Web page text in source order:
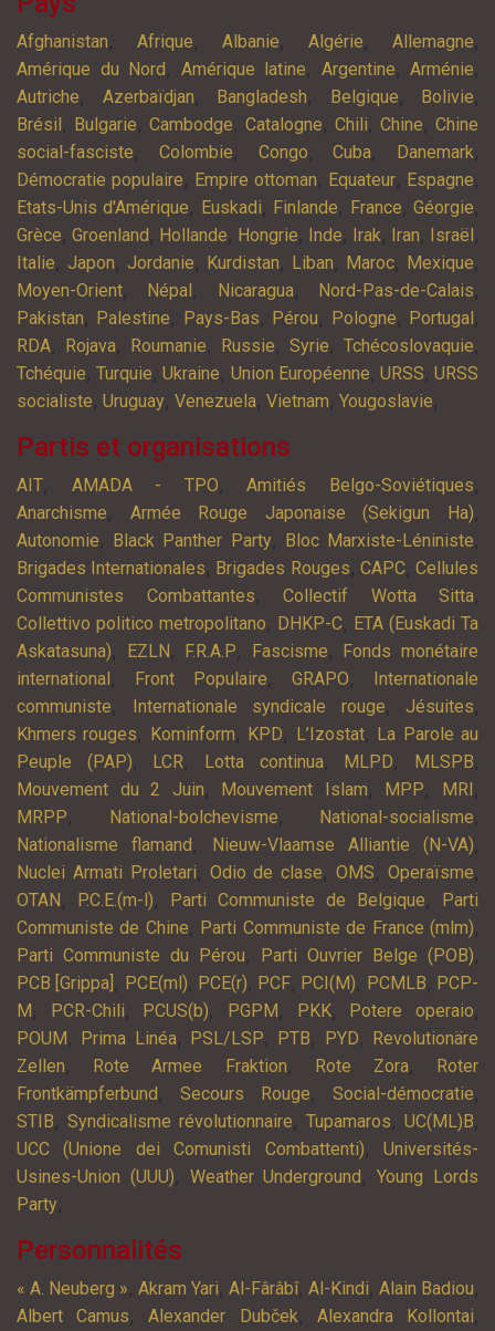
Afghanistan, Afrique, Albanie, Algérie, Allemagne,
Amérique du Nord , Amérique latine, Argentine, Arménie,
Autriche, Azerbaïdjan, Bangladesh, Belgique, Bolivie,
Brésil , Bulgarie, Cambodge, Catalogne, Chili, Chine, Chine
social-fasciste, Colombie, Congo,Cuba, Danemark,
Démocratie populaire, Empire ottoman, Equateur, Espagne,
Etats-Unis d'Amérique, Euskadi, Finlande, France,Géorgie,
Grèce, Groenland , Hollande, Hongrie, Inde, Irak, Iran, Israël ,
Italie, Japon, Jordanie, Kurdistan, Liban, Maroc, Mexique,
Moyen-Orient, Népal , Nicaragua, Nord-Pas-de-Calais,
Pakistan, Palestine, Pays-Bas, Pérou, Pologne, Portugal ,
RDA, Rojava, Roumanie, Russie, Syrie, Tchécoslovaquie,
Tchéquie,Turquie,Ukraine, Union Européenne, URSS,URSS
socialiste, Uruguay, Venezuela, Vietnam, Yougoslavie,
Partis et organisations
AIT, AMADA - TPO,Amitiés Belgo-Soviétiques,
Anarchisme, Armée Rouge Japonaise (Sekigun Ha),
Autonomie, Black Panther Party, Bloc Marxiste-Léniniste,
Brigades Internationales, Brigades Rouges, CAPC,Cellules
Communistes Combattantes, Collectif Wotta Sitta,
Collettivo politico metropolitano, DHKP-C, ETA (Euskadi Ta
Askatasuna), EZLN , F.R.A.P, Fascisme,
Fonds monétaire
international , Front Populaire, GRAPO,
Internationale
communiste, Internationale syndicale rouge, Jésuites,
Khmers rouges, Kominform, KPD, L’Izostat, La Parole au
Peuple (PAP), LCR, Lotta continua, MLPD, MLSPB,
Mouvement du 2 Juin, Mouvement Islam, MPP, MRI ,
MRPP, National-bolchevisme, National-socialisme,
Nationalisme flamand , Nieuw-Vlaamse Alliantie (N-VA),
Nuclei Armati Proletari, Odio de clase,OMS,Operaïsme,
OTAN , P.C.E.(m-l), Parti Communiste de Belgique,
Parti
Communiste de Chine, Parti Communiste de France (mlm),
Parti Communiste du Pérou, Parti Ouvrier Belge (POB),
PCB [Grippa] , PCE(ml), PCE(r), PCF, PCI(M), PCMLB, PCP-
M , PCR-Chili, PCUS(b), PGPM , PKK, Potere operaio,
POUM , Prima Linéa, PSL/LSP, PTB, PYD,
Revolutionäre
Zellen, Rote Armee Fraktion, Rote Zora,
Roter
Frontkämpferbund , Secours Rouge, Social-démocratie,
STIB, Syndicalisme révolutionnaire, Tupamaros, UC(ML)B,
UCC (Unione dei Comunisti Combattenti),Universités-
Usines-Union (UUU), Weather Underground ,Young Lords
Party,
Personnalités
« A. Neuberg », Akram Yari, Al-Fârâbî, Al-Kindi, Alain Badiou,
Albert Camus,Alexander Dubček, Alexandra Kollontai,